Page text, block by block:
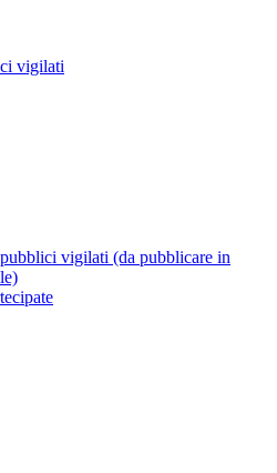
vigilati
vigilati (da pubblicare in